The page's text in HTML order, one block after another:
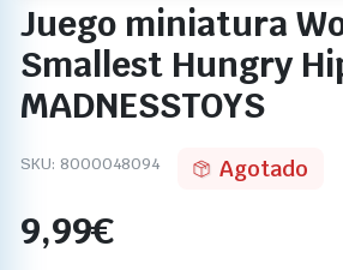
Juego miniatura
Smallest Hungry
MADNESSTOYS
SKU: 8000048094 Agotado
9,99€